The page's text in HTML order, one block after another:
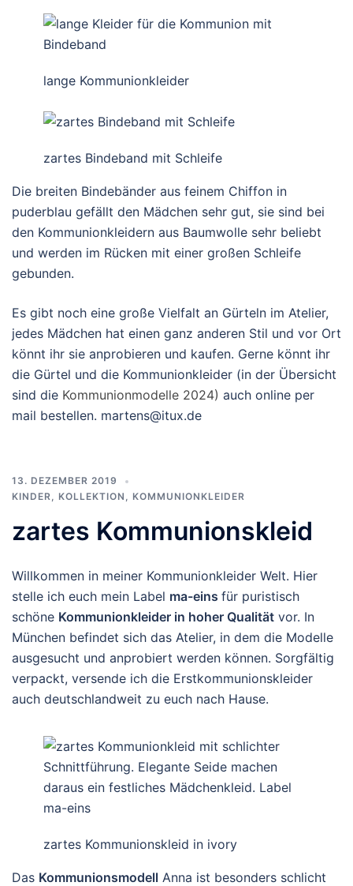
lange Kommunionkleider
zartes Bindeband mit Schleife
Die breiten Bindebänder aus feinem Chiffon in
puderblau gefällt den Mädchen sehr gut, sie sind bei
den Kommunionkleidern aus Baumwolle sehr beliebt
und werden im Rücken mit einer großen Schleife
gebunden.
Es gibt noch eine große Vielfalt an Gürteln im Atelier,
jedes Mädchen hat einen ganz anderen Stil und vor Ort
könnt ihr sie anprobieren und kaufen. Gerne könnt ihr
die Gürtel und die Kommunionkleider (in der Übersicht
sind die Kommunionmodelle 2024) auch online per
mail bestellen. martens@itux.de
13. DEZEMBER 2019
KINDER, KOLLEKTION , KOMMUNIONKLEIDER
zartes Kommunionskleid
Willkommen in meiner Kommunionkleider Welt. Hier
stelle ich euch mein Label ma-eins für puristisch
schöne Kommunionkleider in hoher Qualität vor. In
München befindet sich das Atelier, in dem die Modelle
ausgesucht und anprobiert werden können. Sorgfältig
verpackt, versende ich die Erstkommunionskleider
auch deutschlandweit zu euch nach Hause.
zartes Kommunionskleid in ivory
Das Kommunionsmodell Anna ist besonders schlicht